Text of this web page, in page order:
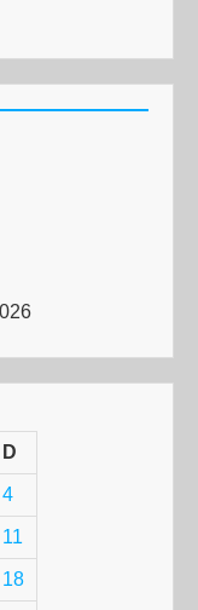
D
4
11
18